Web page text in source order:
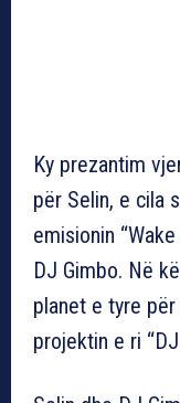
Ky prezantim
për Selin, e cila
emisionin
DJ Gimbo. Në
planet e tyre
projektin e ri